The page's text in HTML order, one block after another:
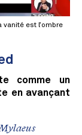
vanité est l’ombre
comme un
en avançant